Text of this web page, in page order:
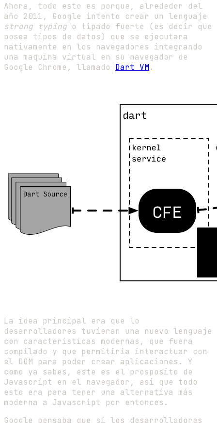
Ahora, todo esto es porque, alrededor del
año 2011, Google intento crear un lenguaje
strong typing o tipado fuerte (es decir que
posea tipos de datos) que se ejecutara
nativamente en los navegadores integrando
una maquina virtual en su navegador de
Google Chrome, llamado Dart VM.
La idea principal era que lo
desarrolladores tuvieran una nuevo lenguaje
con caracteristicas modernas, que fuera
compilado y que permitiria interactuar con
el DOM para poder crear aplicaciones. Y
como ya sabes, este es el prosposito de
Javascript en el navegador, asi que todo
esto era para tener una alternativa más
moderna a Javascript por entonces.
Google pensaba que si los desarrolladores